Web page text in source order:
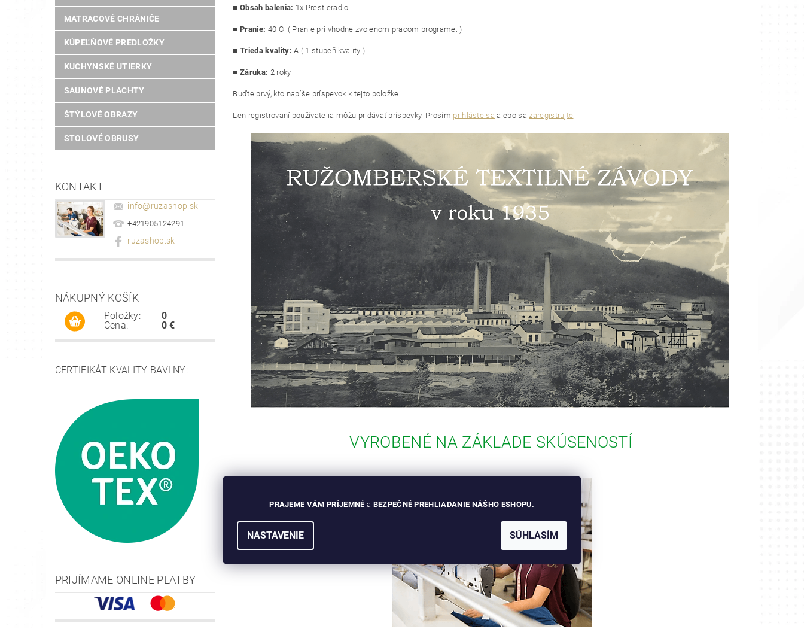
MATRACOVÉ CHRÁNIČE
KÚPEĽŇOVÉ PREDLOŽKY
KUCHYNSKÉ UTIERKY
SAUNOVÉ PLACHTY
ŠTÝLOVÉ OBRAZY
STOLOVÉ OBRUSY
KONTAKT
info@ruzashop.sk
+421905124291
ruzashop.sk
NÁKUPNÝ KOŠÍK
Položky:
Cena:
0
0 €
CERTIFIKÁT KVALITY BAVLNY:
PRIJÍMAME ONLINE PLATBY
■ Obsah balenia: 1x Prestieradlo
■ Pranie: 40 C ( Pranie pri vhodne zvolenom pracom programe. )
■ Trieda kvality: A ( 1.stupeň kvality )
■ Záruka: 2 roky
Buďte prvý, kto napíše príspevok k tejto položke.
Len registrovaní používatelia môžu pridávať príspevky. Prosím prihláste sa alebo sazaregistrujte.
VYROBENÉ NA ZÁKLADE SKÚSENOSTÍ
PRAJEME VÁM PRÍJEMNÉ a BEZPEČNÉ PREHLIADANIE NÁŠHO ESHOPU.
NASTAVENIE SÚHLASÍM